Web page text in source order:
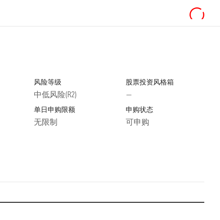
风险等级
中低风险(R2)
股票投资风格箱
—
单日申购限额
无限制
申购状态
可申购